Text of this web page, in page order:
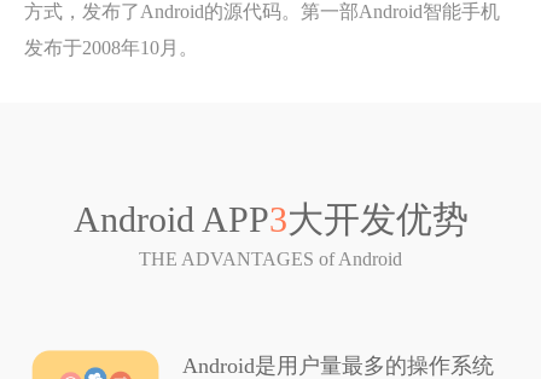
方式，发布了Android的源代码。第一部Android智能手机
发布于2008年10月。
Android APP3大开发优势
THE ADVANTAGES of Android
Android是用户量最多的操作系统